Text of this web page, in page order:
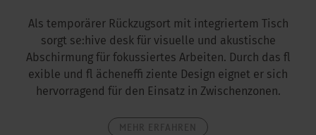
Als temporärer Rückzugsort mit integriertem Tisch
sorgt se:hive desk für visuelle und akustische
Abschirmung für fokussiertes Arbeiten. Durch das fl
exible und fl ächeneffi ziente Design eignet er sich
hervorragend für den Einsatz in Zwischenzonen.